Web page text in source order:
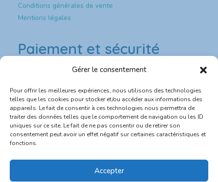
Gérer le consentement
Pour offrir les meilleures expériences, nous utilisons des technologies
telles que les cookies pour stocker et/ou accéder aux informations des
appareils. Le fait de consentir à ces technologies nous permettra de
traiter des données telles que le comportement de navigation ou les ID
uniques sur ce site. Le fait de ne pas consentir ou de retirer son
consentement peut avoir un effet négatif sur certaines caractéristiques et
fonctions.
Accepter
Conditions générales de vente
Mentions légales
Paiement et sécurité
Paiement & sécurité
💳 Paiement sécurisé CB
🔐 Site protégé SSL
📦 Expédition rapide depuis la France
💬 Service client réactif